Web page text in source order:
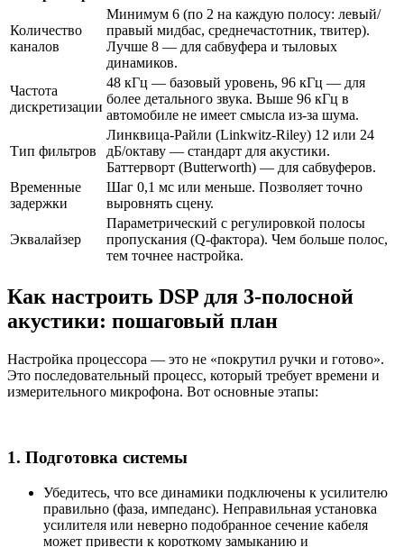
Количество
каналов
Минимум 6 (по 2 на каждую полосу: левый/
правый мидбас, среднечастотник, твитер).
Лучше 8 — для сабвуфера и тыловых
динамиков.
Частота
дискретизации
48 кГц — базовый уровень, 96 кГц — для
более детального звука. Выше 96 кГц в
автомобиле не имеет смысла из-за шума.
Тип фильтров
Линквица-Райли (Linkwitz-Riley) 12 или 24
дБ/октаву — стандарт для акустики.
Баттерворт (Butterworth) — для сабвуферов.
Временные
задержки
Шаг 0,1 мс или меньше. Позволяет точно
выровнять сцену.
Эквалайзер
Параметрический с регулировкой полосы
пропускания (Q-фактора). Чем больше полос,
тем точнее настройка.
Как настроить DSP для 3-полосной
акустики: пошаговый план
Настройка процессора — это не «покрутил ручки и готово».
Это последовательный процесс, который требует времени и
измерительного микрофона. Вот основные этапы:
1. Подготовка системы
Убедитесь, что все динамики подключены к усилителю
правильно (фаза, импеданс). Неправильная установка
усилителя или неверно подобранное сечение кабеля
может привести к короткому замыканию и